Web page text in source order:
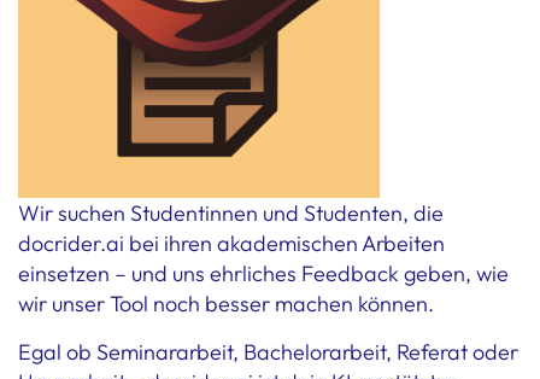
Wir suchen Studentinnen und Studenten, die
docrider.ai bei ihren akademischen Arbeiten
einsetzen – und uns ehrliches Feedback geben, wie
wir unser Tool noch besser machen können.
Egal ob Seminararbeit, Bachelorarbeit, Referat oder